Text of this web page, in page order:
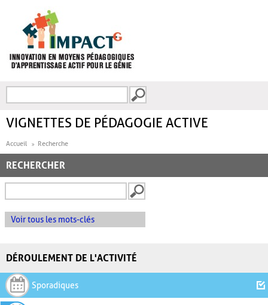
FORMULAIRE DE
VIGNETTES DE PÉDAGOGIE ACTIVE
Accueil Recherche
RECHERCHER
Voir tous les mots-clés
DÉROULEMENT DE L'ACTIVITÉ
Sporadiques